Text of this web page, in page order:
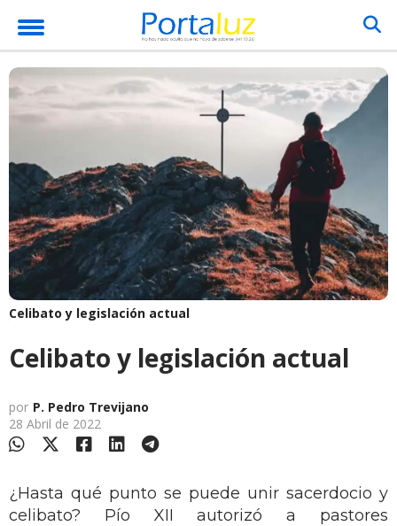
Celibato y legislación actual
Celibato y legislación actual
por P. Pedro Trevijano
28 Abril de 2022
¿Hasta qué punto se puede unir sacerdocio y
celibato? Pío XII autorizó a pastores